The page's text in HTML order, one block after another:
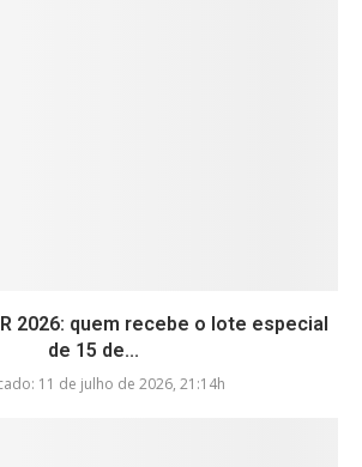
2026: quem recebe o lote especial
de 15 de...
11 de julho de 2026, 21:14h